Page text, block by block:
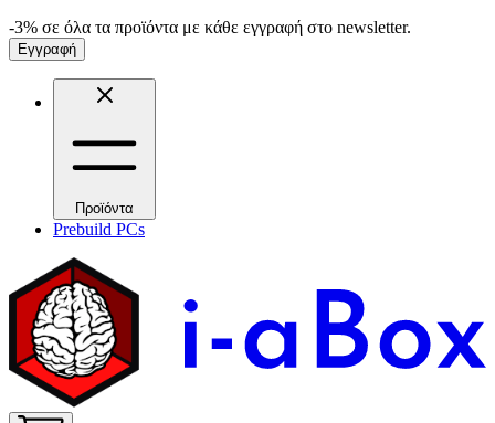
-3% σε όλα τα προϊόντα με κάθε εγγραφή στο newsletter.
Εγγραφή
Προϊόντα
Prebuild PCs